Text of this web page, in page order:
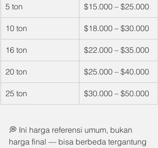
5 ton $15.000 – $25.000
10 ton $18.000 – $30.000
16 ton $22.000 – $35.000
20 ton $25.000 – $40.000
25 ton $30.000 – $50.000
💭 Ini harga referensi umum, bukan
harga final — bisa berbeda tergantung